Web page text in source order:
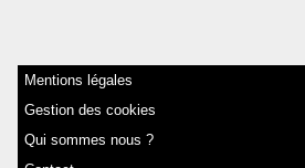
Mentions légales
Gestion des cookies
Qui sommes nous ?